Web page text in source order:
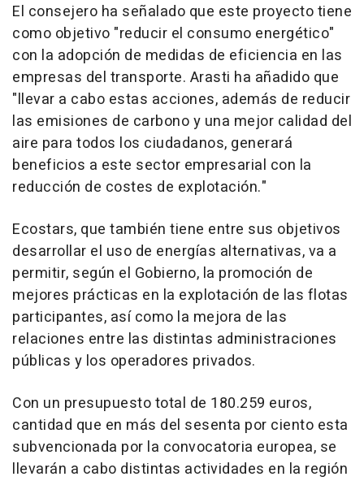
El consejero ha señalado que este proyecto tiene
como objetivo "reducir el consumo energético"
con la adopción de medidas de eficiencia en las
empresas del transporte. Arasti ha añadido que
"llevar a cabo estas acciones, además de reducir
las emisiones de carbono y una mejor calidad del
aire para todos los ciudadanos, generará
beneficios a este sector empresarial con la
reducción de costes de explotación."
Ecostars, que también tiene entre sus objetivos
desarrollar el uso de energías alternativas, va a
permitir, según el Gobierno, la promoción de
mejores prácticas en la explotación de las flotas
participantes, así como la mejora de las
relaciones entre las distintas administraciones
públicas y los operadores privados.
Con un presupuesto total de 180.259 euros,
cantidad que en más del sesenta por ciento esta
subvencionada por la convocatoria europea, se
llevarán a cabo distintas actividades en la región